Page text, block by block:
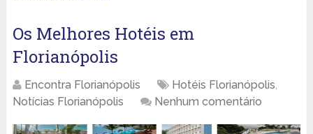
Os Melhores Hotéis em
Florianópolis
Encontra Florianópolis Hotéis Florianópolis,
Notícias Florianópolis
Nenhum comentário